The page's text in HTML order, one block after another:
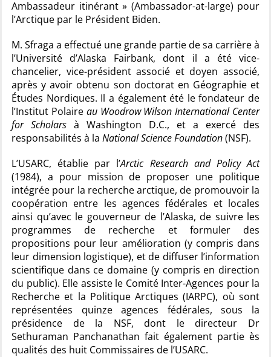
Ambassadeur itinérant » (Ambassador-at-large) pour
l’Arctique par le Président Biden.
M. Sfraga a effectué une grande partie de sa carrière à
l’Université d’Alaska Fairbank, dont il a été vice-
chancelier, vice-président associé et doyen associé,
après y avoir obtenu son doctorat en Géographie et
Études Nordiques. Il a également été le fondateur de
l’Institut Polaire au Woodrow Wilson International Center
for Scholars à Washington D.C., et a exercé des
responsabilités à la National Science Foundation(NSF).
L’USARC, établie par l’Arctic Research and Policy Act
(1984), a pour mission de proposer une politique
intégrée pour la recherche arctique, de promouvoir la
coopération entre les agences fédérales et locales
ainsi qu’avec le gouverneur de l’Alaska, de suivre les
programmes de recherche et formuler des
propositions pour leur amélioration (y compris dans
leur dimension logistique), et de diffuser l’information
scientifique dans ce domaine (y compris en direction
du public). Elle assiste le Comité Inter-Agences pour la
Recherche et la Politique Arctiques (IARPC), où sont
représentées quinze agences fédérales, sous la
présidence de la NSF, dont le directeur Dr
Sethuraman Panchanathan fait également partie ès
qualités des huit Commissaires de l’USARC.